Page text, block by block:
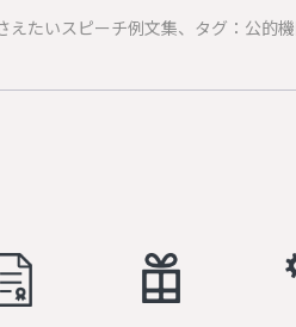
えたいスピーチ例文集、タグ：公的